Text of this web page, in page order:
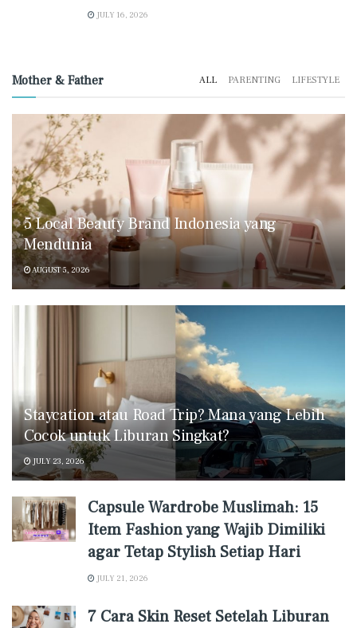
JULY 16, 2026
Mother & Father ALL PARENTING LIFESTYLE
5 Local Beauty Brand Indonesia yang
Mendunia
AUGUST 5, 2026
Staycation atau Road Trip? Mana yang Lebih
Cocok untuk Liburan Singkat?
JULY 23, 2026
Capsule Wardrobe Muslimah: 15
Item Fashion yang Wajib Dimiliki
agar Tetap Stylish Setiap Hari
JULY 21, 2026
7 Cara Skin Reset Setelah Liburan